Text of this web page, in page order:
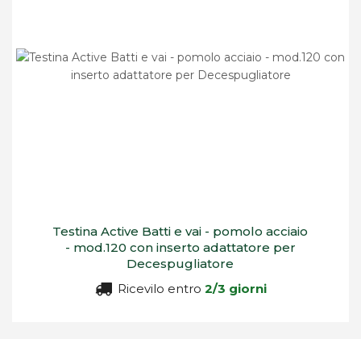
Testina Active Batti e vai - pomolo acciaio
- mod.120 con inserto adattatore per
Decespugliatore
Ricevilo entro 2/3 giorni